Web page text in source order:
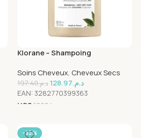
Klorane – Shampoing
Cheveux très secs 400 ml
Soins Cheveux, Cheveux Secs
د.م.197.40 د.م.128.97
EAN: 3282770399363
UGS 19094
-35%